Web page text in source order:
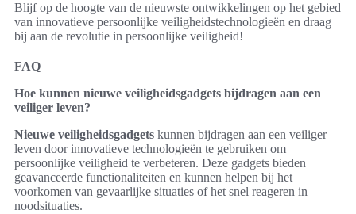
Blijf op de hoogte van de nieuwste ontwikkelingen op het gebied
van innovatieve persoonlijke veiligheidstechnologieën en draag
bij aan de revolutie in persoonlijke veiligheid!
FAQ
Hoe kunnen nieuwe veiligheidsgadgets bijdragen aan een
veiliger leven?
Nieuwe veiligheidsgadgets kunnen bijdragen aan een veiliger
leven door innovatieve technologieën te gebruiken om
persoonlijke veiligheid te verbeteren. Deze gadgets bieden
geavanceerde functionaliteiten en kunnen helpen bij het
voorkomen van gevaarlijke situaties of het snel reageren in
noodsituaties.